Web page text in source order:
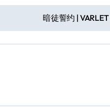
暗徒誓约 |